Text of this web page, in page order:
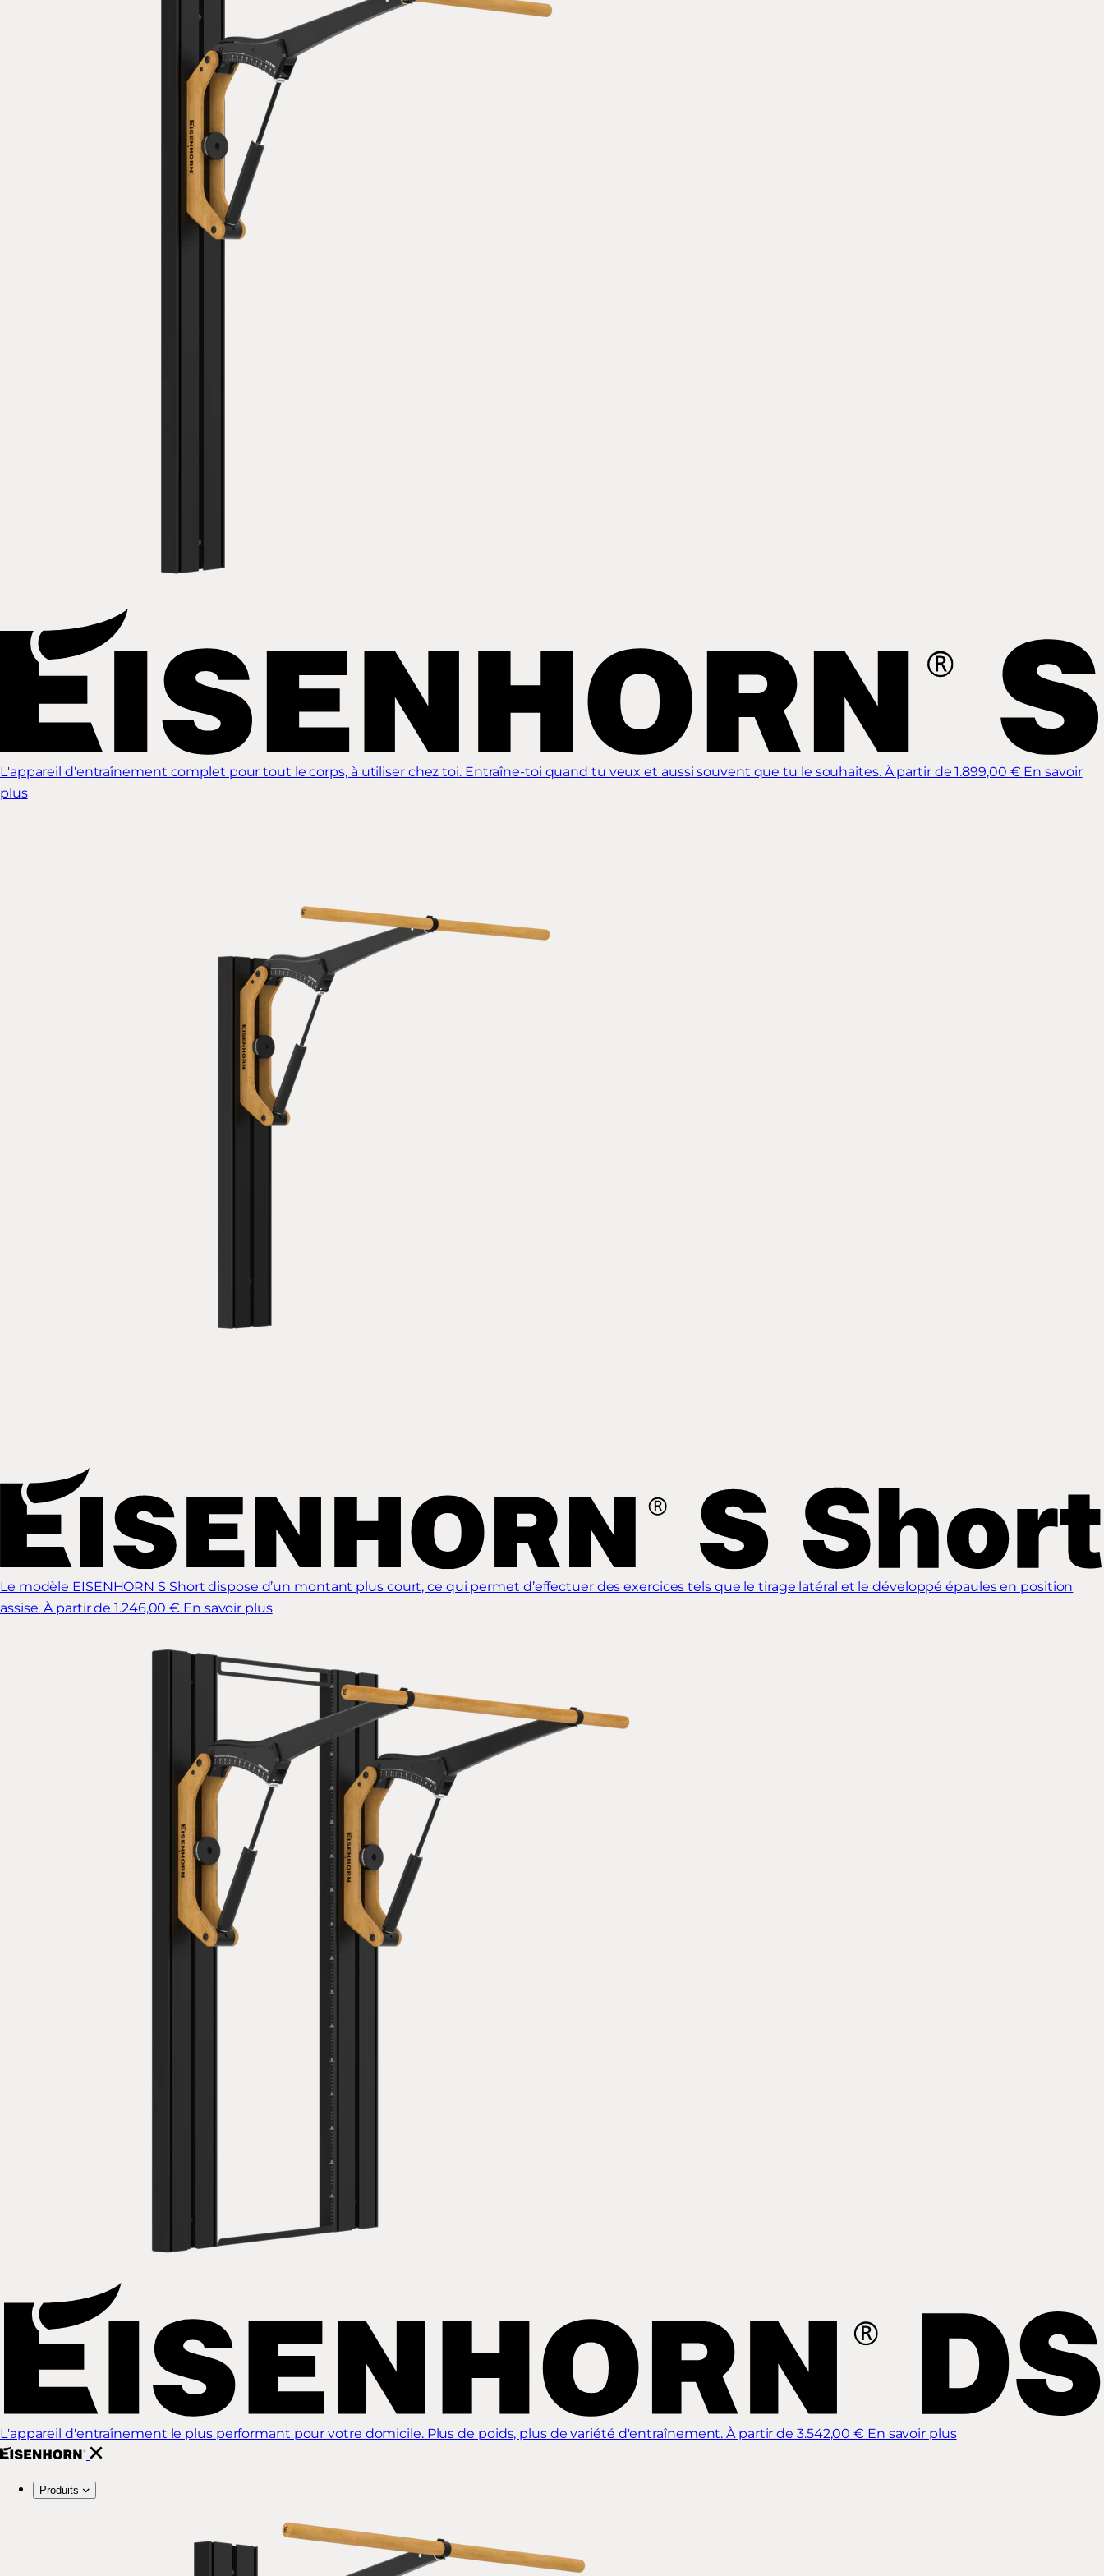
L'appareil d'entraînement complet pour tout le corps, à utiliser chez toi. Entraîne-toi quand tu veux et aussi souvent que tu le souhaites. À partir de 1.899,00 € En savoir
plus
Le modèle EISENHORN S Short dispose d’un montant plus court, ce qui permet d’effectuer des exercices tels que le tirage latéral et le développé épaules en position
assise. À partir de 1.246,00 € En savoir plus
L'appareil d'entraînement le plus performant pour votre domicile. Plus de poids, plus de variété d'entraînement. À partir de 3.542,00 € En savoir plus
Produits